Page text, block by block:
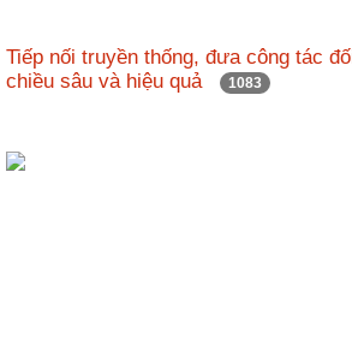
Tiếp nối truyền thống, đưa công tác
chiều sâu và hiệu quả
1083